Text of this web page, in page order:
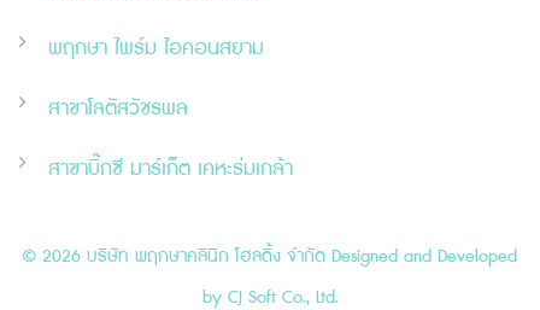
พฤกษา ไพร์ม ไอคอนสยาม
สาขาโลตัสวัชรพล
สาขาบิ๊กซี มาร์เก็ต เคหะร่มเกล้า
© 2026 บริษัท พฤกษาคลินิก โฮลดิ้ง จำกัด Designed and Developed
by CJ Soft Co., Ltd.